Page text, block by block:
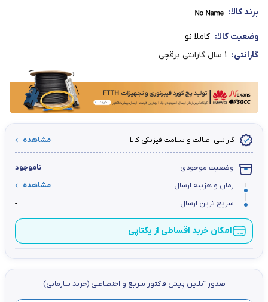
برند کالا:
وضعیت کالا: کاملا نو
گارانتی: 1 سال گارانتی برقچی
گارانتی اصالت و سلامت فیزیکی کالا مشاهده
وضعیت موجودی
ناموجود
زمان و هزینه ارسال
مشاهده
سریع ترین ارسال
-
امکان خرید اقساطی از یکتاپی
صدور آنلاین پيش فاكتور سریع و اختصاصي (خرید سازمانی)